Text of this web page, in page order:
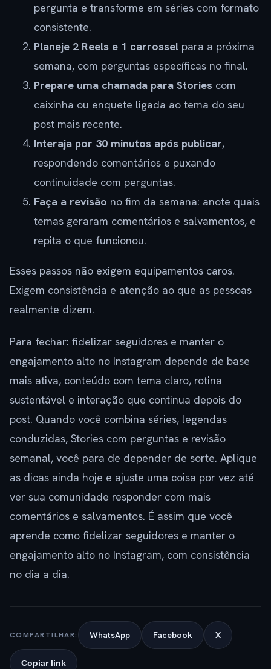
pergunta e transforme em séries com formato
consistente.
Planeje 2 Reels e 1 carrossel para a próxima
semana, com perguntas específicas no final.
Prepare uma chamada para Stories com
caixinha ou enquete ligada ao tema do seu
post mais recente.
Interaja por 30 minutos após publicar,
respondendo comentários e puxando
continuidade com perguntas.
Faça a revisão no fim da semana: anote quais
temas geraram comentários e salvamentos, e
repita o que funcionou.
Esses passos não exigem equipamentos caros.
Exigem consistência e atenção ao que as pessoas
realmente dizem.
Para fechar: fidelizar seguidores e manter o
engajamento alto no Instagram depende de base
mais ativa, conteúdo com tema claro, rotina
sustentável e interação que continua depois do
post. Quando você combina séries, legendas
conduzidas, Stories com perguntas e revisão
semanal, você para de depender de sorte. Aplique
as dicas ainda hoje e ajuste uma coisa por vez até
ver sua comunidade responder com mais
comentários e salvamentos. É assim que você
aprende como fidelizar seguidores e manter o
engajamento alto no Instagram, com consistência
no dia a dia.
COMPARTILHAR: WhatsApp Facebook X
Copiar link